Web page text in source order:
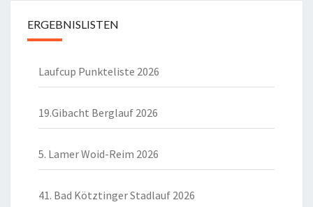
ERGEBNISLISTEN
Laufcup Punkteliste 2026
19.Gibacht Berglauf 2026
5. Lamer Woid-Reim 2026
41. Bad Kötztinger Stadlauf 2026